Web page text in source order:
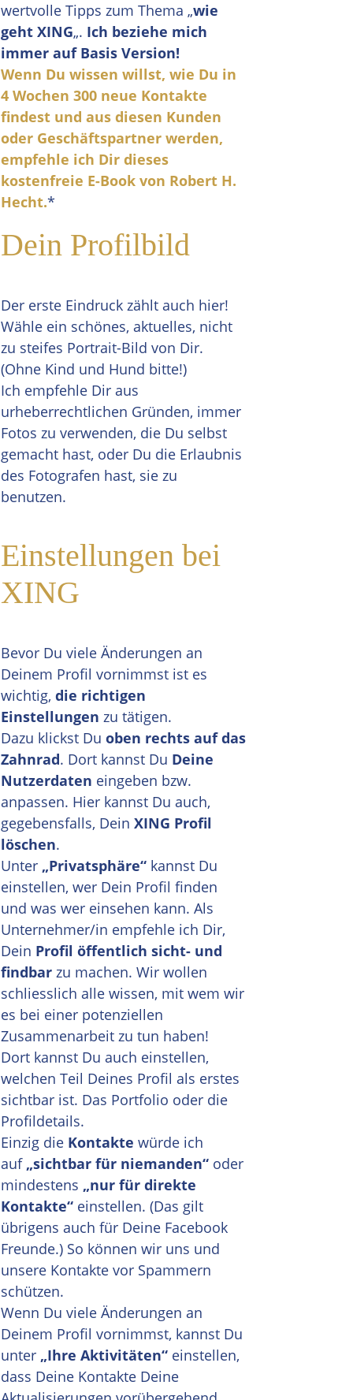
wertvolle Tipps zum Thema „wie
geht XING„. Ich beziehe mich
immer auf Basis Version!
Wenn Du wissen willst, wie Du in
4 Wochen 300 neue Kontakte
findest und aus diesen Kunden
oder Geschäftspartner werden,
empfehle ich Dir dieses
kostenfreie E-Book von Robert H.
Hecht.*
Dein Profilbild
Der erste Eindruck zählt auch hier!
Wähle ein schönes, aktuelles, nicht
zu steifes Portrait-Bild von Dir.
(Ohne Kind und Hund bitte!)
Ich empfehle Dir aus
urheberrechtlichen Gründen, immer
Fotos zu verwenden, die Du selbst
gemacht hast, oder Du die Erlaubnis
des Fotografen hast, sie zu
benutzen.
Einstellungen bei
XING
Bevor Du viele Änderungen an
Deinem Profil vornimmst ist es
wichtig, die richtigen
Einstellungen zu tätigen.
Dazu klickst Du oben rechts auf das
Zahnrad. Dort kannst Du Deine
Nutzerdaten eingeben bzw.
anpassen. Hier kannst Du auch,
gegebensfalls, Dein XING Profil
löschen.
Unter „Privatsphäre“ kannst Du
einstellen, wer Dein Profil finden
und was wer einsehen kann. Als
Unternehmer/in empfehle ich Dir,
Dein Profil öffentlich sicht- und
findbar zu machen. Wir wollen
schliesslich alle wissen, mit wem wir
es bei einer potenziellen
Zusammenarbeit zu tun haben!
Dort kannst Du auch einstellen,
welchen Teil Deines Profil als erstes
sichtbar ist. Das Portfolio oder die
Profildetails.
Einzig die Kontakte würde ich
auf „sichtbar für niemanden“ oder
mindestens „nur für direkte
Kontakte“ einstellen. (Das gilt
übrigens auch für Deine Facebook
Freunde.) So können wir uns und
unsere Kontakte vor Spammern
schützen.
Wenn Du viele Änderungen an
Deinem Profil vornimmst, kannst Du
unter „Ihre Aktivitäten“ einstellen,
dass Deine Kontakte Deine